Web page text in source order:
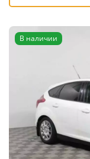
В наличии